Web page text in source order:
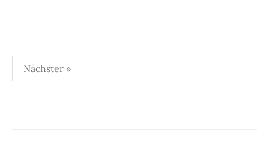
Seitennummerierung
der
Nächster »